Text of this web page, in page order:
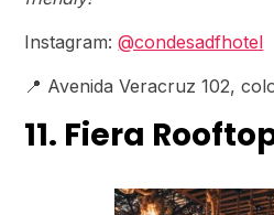
Instagram:@condesadfhotel
📍 Avenida Veracruz 102,
11. Fiera